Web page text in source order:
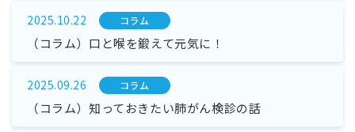
2025.10.22 コラム
（コラム）口と喉を鍛えて元気に！
2025.09.26 コラム
（コラム）知っておきたい肺がん検診の話